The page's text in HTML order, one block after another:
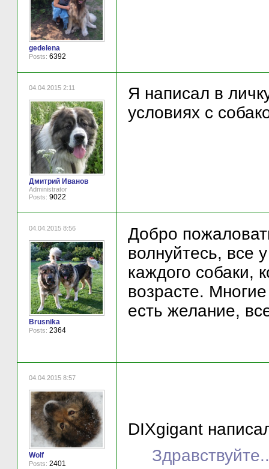
gedelena
Posts: 6392
04.04.2015 2:11
Дмитрий Иванов
Administrator
Posts: 9022
Я написал в
условиях с
04.04.2015 8:56
Brusnika
Posts: 2364
Добро
волнуйтесь, все
каждого собаки,
возрасте.
есть желание,
04.04.2015 8:57
Wolf
Posts: 2401
DIXgigant